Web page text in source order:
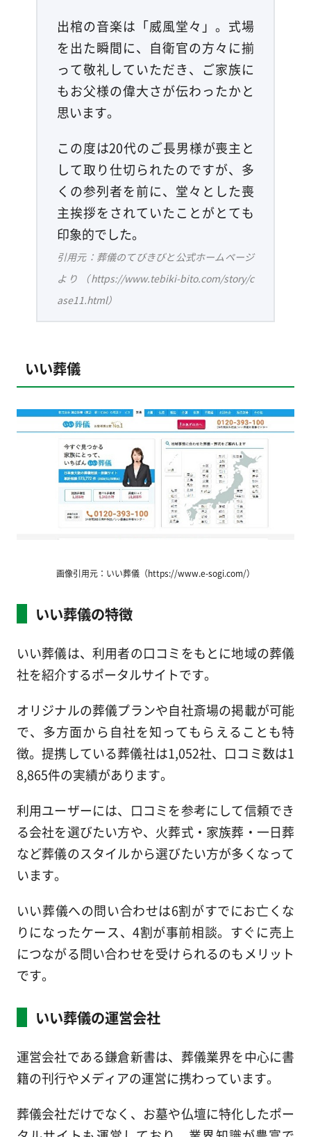
出棺の音楽は「威風堂々」。式場
を出た瞬間に、自衛官の方々に揃
って敬礼していただき、ご家族に
もお父様の偉大さが伝わったかと
思います。
この度は20代のご長男様が喪主と
して取り仕切られたのですが、多
くの参列者を前に、堂々とした喪
主挨拶をされていたことがとても
印象的でした。
引用元：葬儀のてびきびと公式ホームページ
より（https://www.tebiki-bito.com/story/c
ase11.html）
いい葬儀
画像引用元：いい葬儀（https://www.e-sogi.com/）
いい葬儀の特徴
いい葬儀は、利用者の口コミをもとに地域の葬儀
社を紹介するポータルサイトです。
オリジナルの葬儀プランや自社斎場の掲載が可能
で、多方面から自社を知ってもらえることも特
徴。提携している葬儀社は1,052社、口コミ数は1
8,865件の実績があります。
利用ユーザーには、口コミを参考にして信頼でき
る会社を選びたい方や、火葬式・家族葬・一日葬
など葬儀のスタイルから選びたい方が多くなって
います。
いい葬儀への問い合わせは6割がすでにお亡くな
りになったケース、4割が事前相談。すぐに売上
につながる問い合わせを受けられるのもメリット
です。
いい葬儀の運営会社
運営会社である鎌倉新書は、葬儀業界を中心に書
籍の刊行やメディアの運営に携わっています。
葬儀会社だけでなく、お墓や仏壇に特化したポー